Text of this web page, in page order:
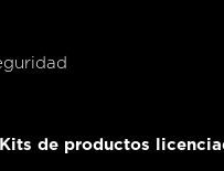
de productos